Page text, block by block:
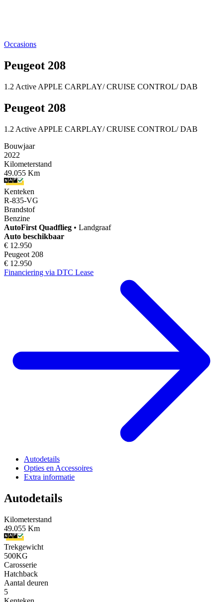
Occasions
Peugeot 208
1.2 Active APPLE CARPLAY/ CRUISE CONTROL/ DAB
Peugeot 208
1.2 Active APPLE CARPLAY/ CRUISE CONTROL/ DAB
Bouwjaar
2022
Kilometerstand
49.055 Km
Kenteken
R-835-VG
Brandstof
Benzine
AutoFirst Quadflieg • Landgraaf
Auto beschikbaar
€ 12.950
Peugeot 208
€ 12.950
Financiering via DTC Lease
Autodetails
Opties en Accessoires
Extra informatie
Autodetails
Kilometerstand
49.055 Km
Trekgewicht
500KG
Carosserie
Hatchback
Aantal deuren
5